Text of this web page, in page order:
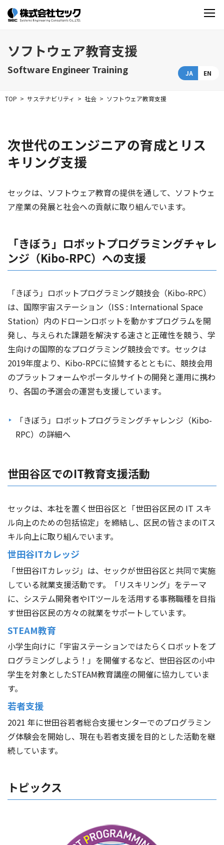
ソフトウェア教育支援
Software Engineer Training JA EN
TOP サステナビリティ 社会 ソフトウェア教育支援
次世代のエンジニアの育成とリス
キリング支援
セックは、ソフトウェア教育の提供を通して、ソフトウェ
ア産業の発展と社会への貢献に取り組んでいます。
「きぼう」ロボットプログラミングチャレ
ンジ（Kibo-RPC）への支援
「きぼう」ロボットプログラミング競技会（Kibo-RPC）
は、国際宇宙ステーション（ISS : International Space
Station）内のドローンロボットを動かすプログラムを開
発し、与えられた課題を解決する速さと正確性を競う、学
生向けの国際的なプログラミング競技会です。セックは
2019年度より、Kibo-RPCに協賛するとともに、競技会用
のプラットフォームやポータルサイトの開発と運用に携わ
り、各国の予選会の運営も支援しています。
「きぼう」ロボットプログラミングチャレンジ（Kibo-
RPC）の詳細へ
世田谷区でのIT教育支援活動
セックは、本社を置く世田谷区と「世田谷区民の IT スキ
ル向上のための包括協定」を締結し、区民の皆さまのITス
キル向上に取り組んでいます。
世田谷ITカレッジ
「世田谷ITカレッジ」は、セックが世田谷区と共同で実施
している就業支援活動です。「リスキリング」をテーマ
に、システム開発者やITツールを活用する事務職種を目指
す世田谷区民の方々の就業をサポートしています。
STEAM教育
小学生向けに「宇宙ステーションではたらくロボットをプ
ログラミングしよう！」を開催するなど、世田谷区の小中
学生を対象としたSTEAM教育講座の開催に協力していま
す。
若者支援
2021 年に世田谷若者総合支援センターでのプログラミン
グ体験会を開始し、現在も若者支援を目的とした活動を継
続しています。
トピックス